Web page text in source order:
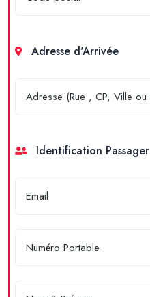
Adresse d'Arrivée
Identification Passager